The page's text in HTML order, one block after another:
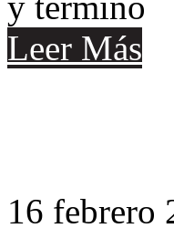
Leer Más
16 febrero